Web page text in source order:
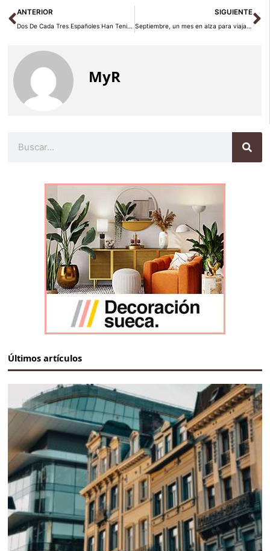
Ant
ANTERIOR
Dos De Cada Tres Españoles Han Tenido Un Compañero De Avión Que Olía Mal
SIGUIENTE
Septiembre, un mes en alza para viajar entre los millenials
MyR
Últimos artículos